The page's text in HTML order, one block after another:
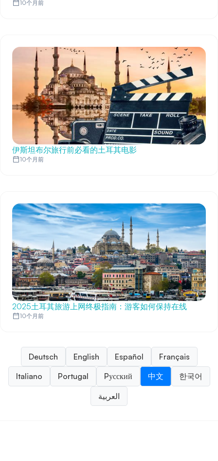
10个月前
伊斯坦布尔旅行前必看的土耳其电影
10个月前
2025土耳其旅游上网终极指南：游客如何保持在线
10个月前
Deutsch English Español
Français
Italiano
Portugal Pусский 中文 한국어
العربية